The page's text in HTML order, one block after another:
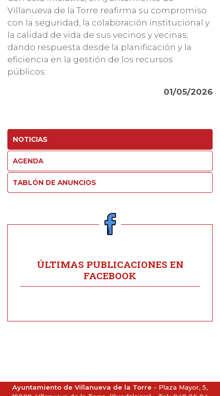
NOTICIAS
AGENDA
TABLÓN DE ANUNCIOS
Villanueva de la Torre reafirma su compromiso
con la seguridad, la colaboración institucional y
la calidad de vida de sus vecinos y vecinas,
dando respuesta desde la planificación y la
eficiencia en la gestión de los recursos
públicos.
01/05/2026
ÚLTIMAS PUBLICACIONES EN
FACEBOOK
Ayuntamiento de Villanueva de la Torre - Plaza Mayor, 5,